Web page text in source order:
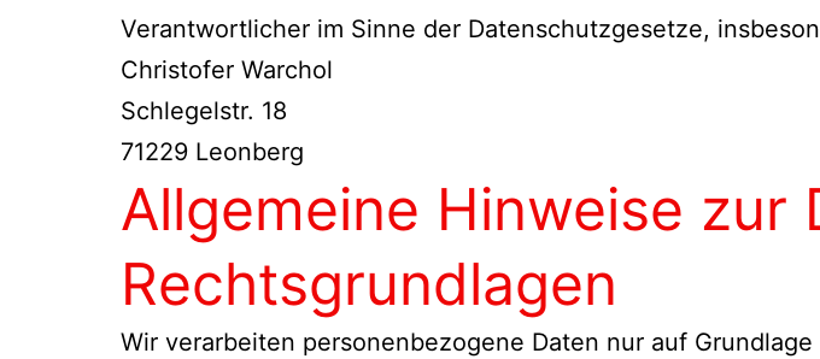
Verantwortlicher im Sinne der Datenschutzgesetze,
Christofer Warchol
Schlegelstr. 18
71229 Leonberg
Allgemeine Hinweise zur
Rechtsgrundlagen
Wir verarbeiten personenbezogene Daten nur auf